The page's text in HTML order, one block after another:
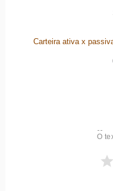
Carteira ativa x
O